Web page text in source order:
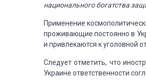
национального богатства
Применение
проживающие постоянно в
и привлекаются к уголовной
Следует отметить, что
Украине ответственности